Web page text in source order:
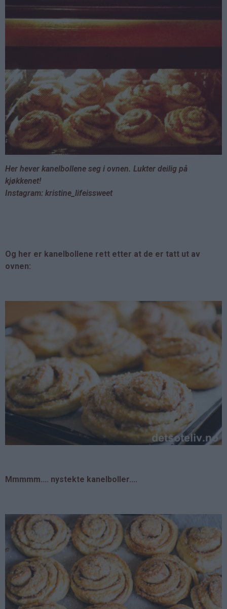
Her hever kanelbollene seg i ovnen. Lukter deilig på
kjøkkenet!
Instagram: kristine_lifeissweet
Og her er kanelbollene rett etter at de er tatt ut av
ovnen:
Mmmmm.... nystekte kanelboller....